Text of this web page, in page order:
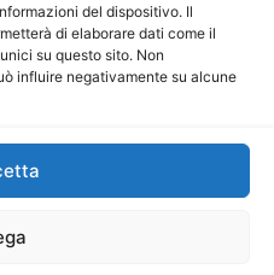
del dispositivo. Il
di elaborare dati come il
su questo sito. Non
influire negativamente su alcune
Scaglione
Maria Calabrese
Cooperativa a r.l. è
di Comunicazione al